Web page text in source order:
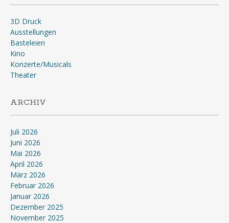
3D Druck
Ausstellungen
Basteleien
Kino
Konzerte/Musicals
Theater
ARCHIV
Juli 2026
Juni 2026
Mai 2026
April 2026
März 2026
Februar 2026
Januar 2026
Dezember 2025
November 2025